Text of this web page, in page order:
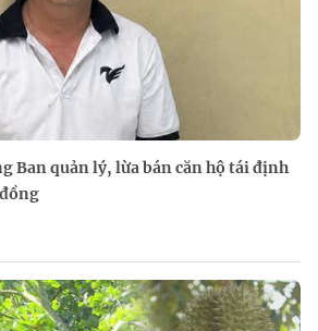
Ban quản lý, lừa bán căn hộ tái định